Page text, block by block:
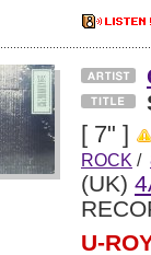
[ 7" ]
ROCK /
(UK)
U-